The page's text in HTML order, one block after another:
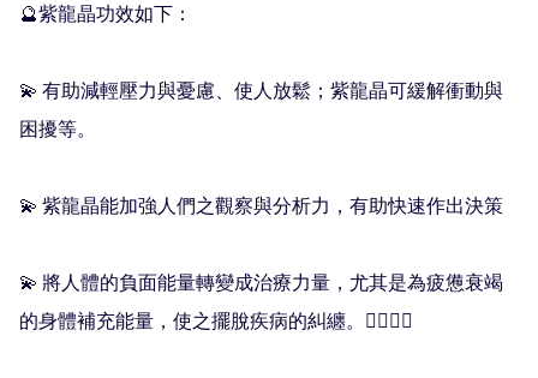
🔮紫龍晶功效如下：
💫 有助減輕壓力與憂慮、使人放鬆；紫龍晶可緩解衝動與
困擾等。
💫 紫龍晶能加強人們之觀察與分析力，有助快速作出決策
💫 將人體的負面能量轉變成治療力量，尤其是為疲憊衰竭
的身體補充能量，使之擺脫疾病的糾纏。😶‍🌫️😶‍🌫️